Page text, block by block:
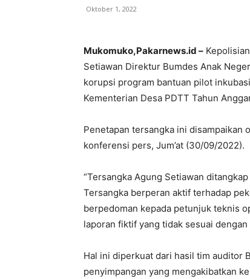
Oktober 1, 2022
Mukomuko,Pakarnews.id –
Setiawan Direktur Bumdes Anak
korupsi program bantuan pilot
Kementerian Desa PDTT Tahun
Penetapan tersangka ini disampaikan
konferensi pers, Jum’at (30/09/2022).
“Tersangka Agung Setiawan
Tersangka berperan aktif terhadap
berpedoman kepada petunjuk teknis
laporan fiktif yang tidak sesuai dengan
Hal ini diperkuat dari hasil tim auditor
penyimpangan yang mengakibatkan